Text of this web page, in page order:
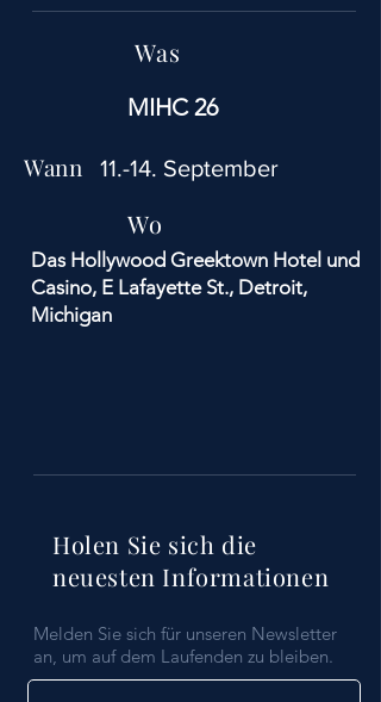
Was
MIHC 26
Wann 11.-14. September
Wo
Das Hollywood Greektown Hotel und
Casino, E Lafayette St., Detroit,
Michigan
Holen Sie sich die
neuesten Informationen
Melden Sie sich für unseren Newsletter
an, um auf dem Laufenden zu bleiben.